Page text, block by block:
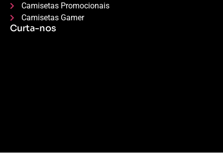
Camisetas Promocionais
Camisetas Gamer
Curta-nos